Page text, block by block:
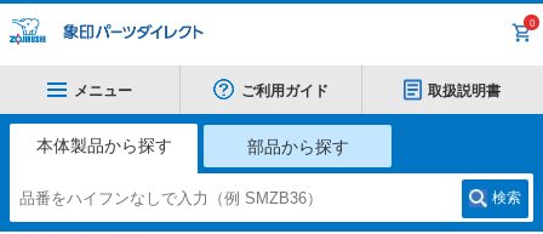
0
メニュー ご利用ガイド 取扱説明書
本体製品から探す 部品から探す
検索